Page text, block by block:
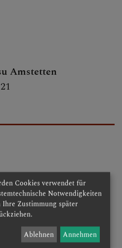
IN DER
BERICHTE
Amstetten
Cookies verwendet für
Notwendigkeiten
Ihre Zustimmung später
Ablehnen Annehmen